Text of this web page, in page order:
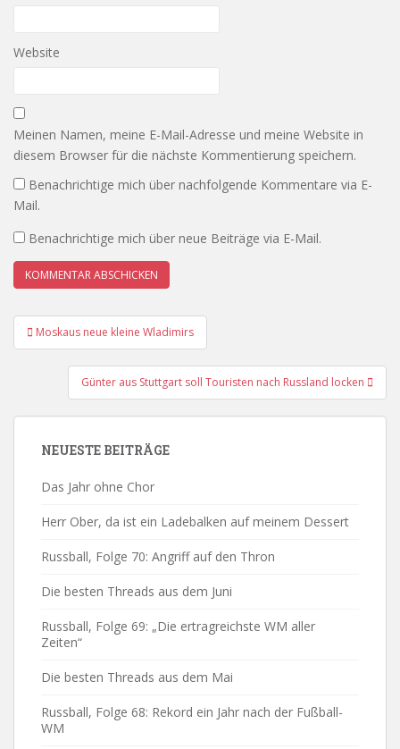
Website
Meinen Namen, meine E-Mail-Adresse und meine Website in
diesem Browser für die nächste Kommentierung speichern.
Benachrichtige mich über nachfolgende Kommentare via E-
Mail.
Benachrichtige mich über neue Beiträge via E-Mail.
Beitrags-
Navigation
Moskaus neue kleine Wladimirs
Günter aus Stuttgart soll Touristen nach Russland locken
NEUESTE BEITRÄGE
Das Jahr ohne Chor
Herr Ober, da ist ein Ladebalken auf meinem Dessert
Russball, Folge 70: Angriff auf den Thron
Die besten Threads aus dem Juni
Russball, Folge 69: „Die ertragreichste WM aller
Zeiten“
Die besten Threads aus dem Mai
Russball, Folge 68: Rekord ein Jahr nach der Fußball-
WM